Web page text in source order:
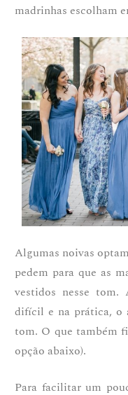
madrinhas escolham
Algumas noivas
pedem para que as
vestidos nesse tom.
difícil e na prática, o
tom. O que também
opção abaixo).
Para facilitar um